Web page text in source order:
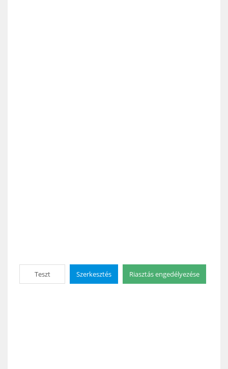
Teszt Szerkesztés Riasztás engedélyezése